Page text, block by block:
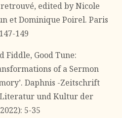
edited by Nicole
et Dominique Poirel. Paris
149
Fiddle, Good Tune:
of a Sermon
Daphnis -Zeitschrift
und Kultur der
5-35